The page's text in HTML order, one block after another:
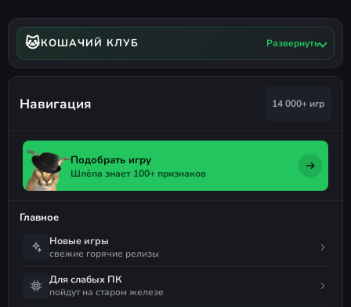
🐱КОШАЧИЙ КЛУБ Развернуть
Навигация 14 000+ игр
Подобрать игру
Шлёпа знает 100+ признаков
Главное
Новые игры
свежие горячие релизы
Для слабых ПК
пойдут на старом железе